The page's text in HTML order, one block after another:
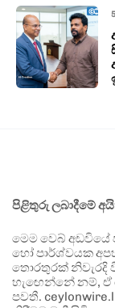
පිළිතුරු ලබාදීමේ
මෙම වෙබ්
හෝ පාර්ශ්වයක
තොරතුරක් නිවැරදි
හැඟෙන්නේ නම්, ඒ
පවතී.